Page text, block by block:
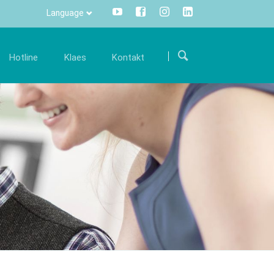
Language
навигацију
trade
rešenje
Klaes 3D
Za konstrukcije staklenih
Komunikacija
Sve informacije na samo jedan klik
mišem – Centralno i transparentno.
Info Manager
DMS
openTRANS
Hotline Klaes
deo našeg međunarodnog tima i
nas svojim stručnim znanjem.
za posao
Kontakt
Kontakt formular